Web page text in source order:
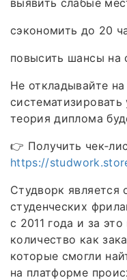
сэкономить до 20
повысить шансы на
Не откладывайте
теория диплома
👉 Получить
https://
Студворк
студенческих
с 2011 года и за
количество как
которые смогли
на платформе